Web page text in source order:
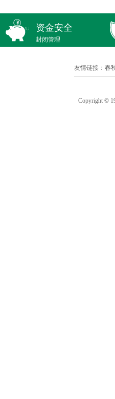
资金安全
封闭管理
友情链接： 春
Copyright ©